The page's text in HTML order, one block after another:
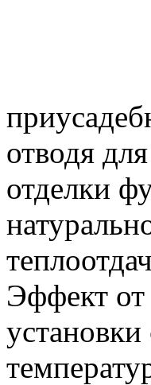
отводя
отделки
Эффект от